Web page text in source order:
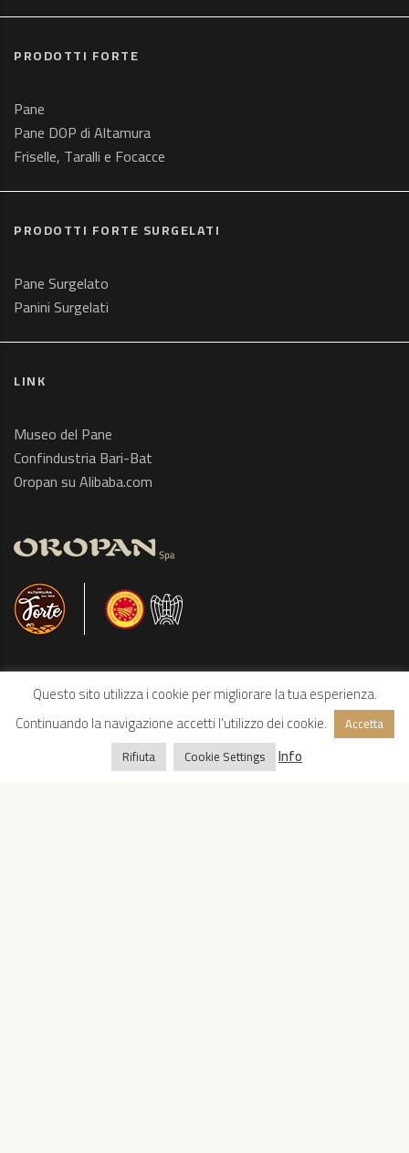
PRODOTTI FORTE
Pane
Pane DOP di Altamura
Friselle, Taralli e Focacce
PRODOTTI FORTE SURGELATI
Pane Surgelato
Panini Surgelati
LINK
Museo del Pane
Confindustria Bari-Bat
Oropan su Alibaba.com
Questo sito utilizza i cookie per migliorare la tua esperienza.
Continuando la navigazione accetti l'utilizzo dei cookie.
Accetta
Rifiuta
Cookie Settings Info